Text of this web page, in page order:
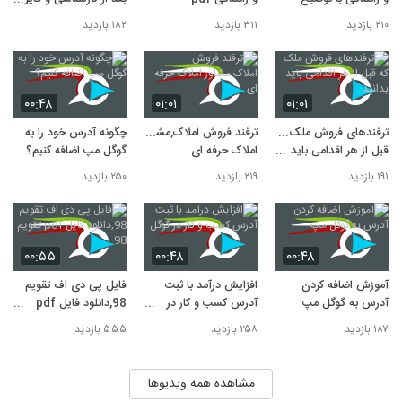
۲۱۰ بازدید ۳۱۱ بازدید
یابی
۱۸۲ بازدید
۰۱:۰۱
ترفندهای فروش ملک که
قبل از هر اقدامی باید
بدانید
۱۹۱ بازدید
۰۱:۰۱
ترفند فروش املاک,مشاور
املاک حرفه ای
۲۱۹ بازدید
۰۰:۴۸
چگونه آدرس خود را به
گوگل مپ اضافه کنیم؟
۲۵۰ بازدید
۰۰:۴۸
آموزش اضافه کردن
آدرس به گوگل مپ
۱۸۷ بازدید
۰۰:۴۸
افزایش درآمد با ثبت
آدرس کسب و کار در
گوگل
۲۵۸ بازدید
۰۰:۵۵
فایل پی دی اف تقویم
98,دانلود فایل pdf
تقویم 98
۵۵۵ بازدید
مشاهده همه ویدیوها